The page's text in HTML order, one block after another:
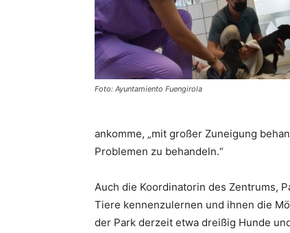
Foto: Ayuntamiento Fuengirola
ankomme, „mit großer Zuneigung
Problemen zu behandeln.“
Auch die Koordinatorin des Zentrums,
Tiere kennenzulernen und ihnen die
der Park derzeit etwa dreißig Hunde